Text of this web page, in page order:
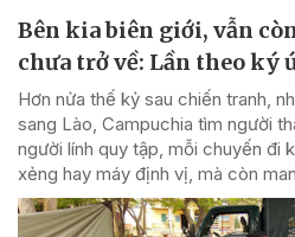
Bên kia biên giới, vẫn
chưa trở về: Lần theo ký
Hơn nửa thế kỷ sau chiến tranh,
sang Lào, Campuchia tìm người
người lính quy tập, mỗi chuyến đi
xẻng hay máy định vị, mà còn